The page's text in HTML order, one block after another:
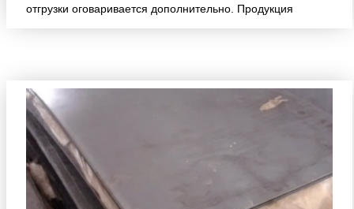
отгрузки оговаривается дополнительно. Продукция